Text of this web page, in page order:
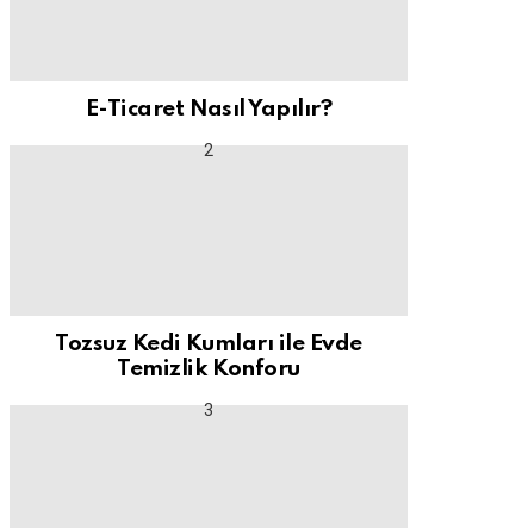
E-Ticaret Nasıl Yapılır?
Tozsuz Kedi Kumları ile Evde
Temizlik Konforu